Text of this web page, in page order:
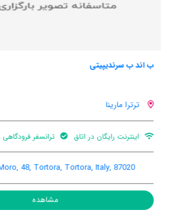
آپارتمانهای ترترا هالیدی
ترترا مارینا
ترانسفر فرودگاهی بالکن
Tortora, Tortora, Italy, 87020
مشاهده